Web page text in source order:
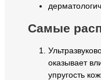
Самые
оказывает
упругость